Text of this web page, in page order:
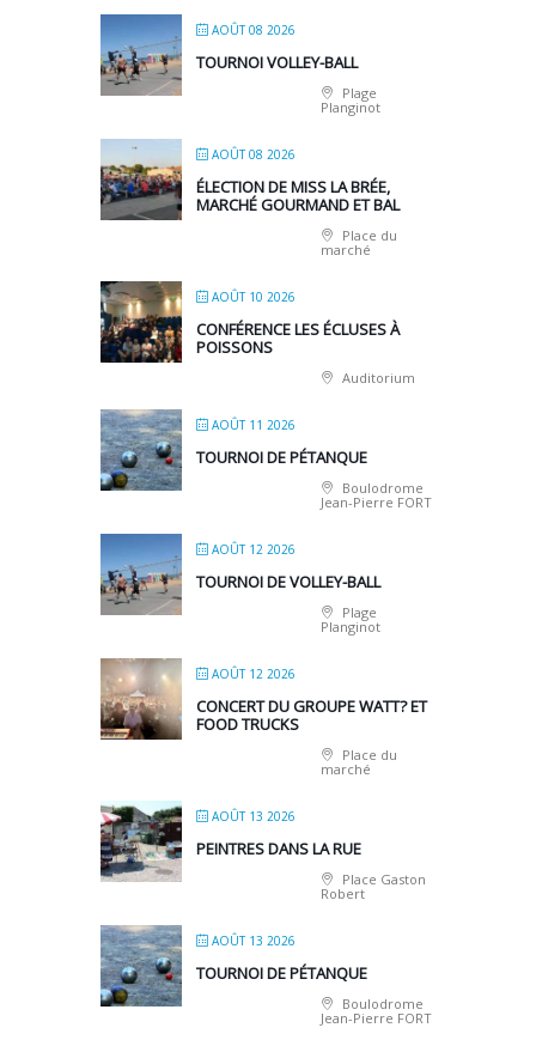
AOÛT 08 2026
TOURNOI VOLLEY-BALL
Plage
Planginot
AOÛT 08 2026
ÉLECTION DE MISS LA BRÉE,
MARCHÉ GOURMAND ET BAL
Place du
marché
AOÛT 10 2026
CONFÉRENCE LES ÉCLUSES À
POISSONS
Auditorium
AOÛT 11 2026
TOURNOI DE PÉTANQUE
Boulodrome
Jean-Pierre FORT
AOÛT 12 2026
TOURNOI DE VOLLEY-BALL
Plage
Planginot
AOÛT 12 2026
CONCERT DU GROUPE WATT? ET
FOOD TRUCKS
Place du
marché
AOÛT 13 2026
PEINTRES DANS LA RUE
Place Gaston
Robert
AOÛT 13 2026
TOURNOI DE PÉTANQUE
Boulodrome
Jean-Pierre FORT